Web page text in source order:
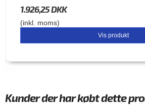
1.926,25 DKK
(inkl. moms)
Vis produkt
Kunder der har købt dette